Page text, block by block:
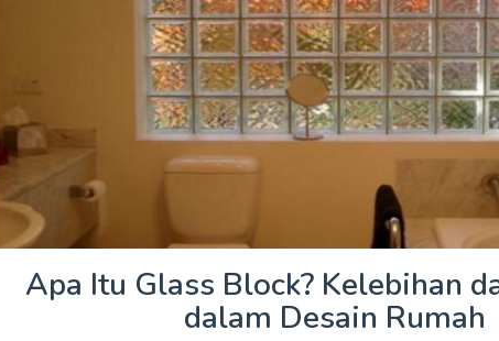
Apa Itu Glass Block? Kelebihan
dalam Desain Rumah